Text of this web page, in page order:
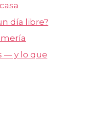
día libre?
— y lo que